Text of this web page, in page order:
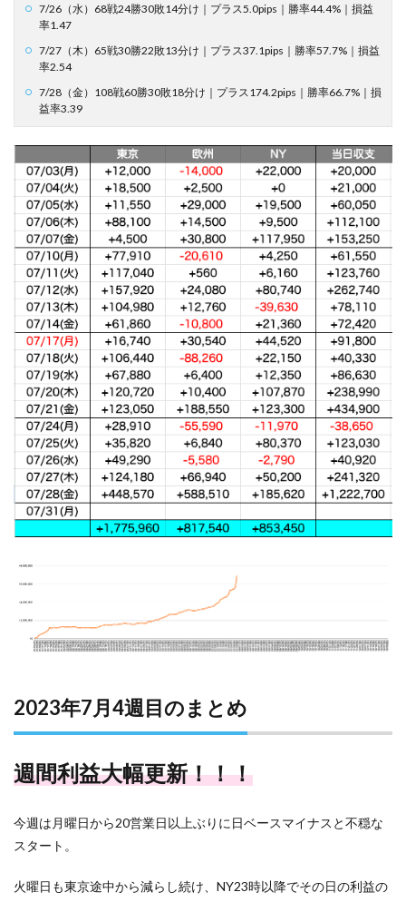
7/26（水）68戦24勝30敗14分け｜プラス5.0pips｜勝率44.4%｜損益
率1.47
7/27（木）65戦30勝22敗13分け｜プラス37.1pips｜勝率57.7%｜損益
率2.54
7/28（金）108戦60勝30敗18分け｜プラス174.2pips｜勝率66.7%｜損
益率3.39
2023年7月4週目のまとめ
週間利益大幅更新！！！
今週は月曜日から20営業日以上ぶりに日ベースマイナスと不穏な
スタート。
火曜日も東京途中から減らし続け、NY23時以降でその日の利益の